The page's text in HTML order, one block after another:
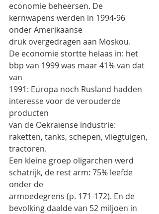
economie beheersen. De
kernwapens werden in 1994-96
onder Amerikaanse
druk overgedragen aan Moskou.
De economie stortte helaas in: het
bbp van 1999 was maar 41% van dat
van
1991: Europa noch Rusland hadden
interesse voor de verouderde
producten
van de Oekraïense industrie:
raketten, tanks, schepen, vliegtuigen,
tractoren.
Een kleine groep oligarchen werd
schatrijk, de rest arm: 75% leefde
onder de
armoedegrens (p. 171-172). En de
bevolking daalde van 52 miljoen in